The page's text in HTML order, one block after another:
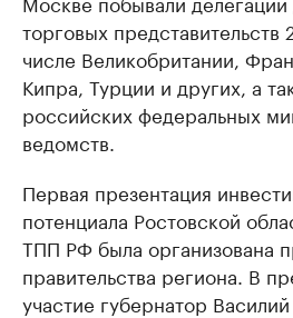
торговых представительств
числе Великобритании,
Кипра, Турции и других, а
российских федеральных
ведомств.
Первая презентация
потенциала Ростовской
ТПП РФ была организована
правительства региона. В
участие губернатор Василий